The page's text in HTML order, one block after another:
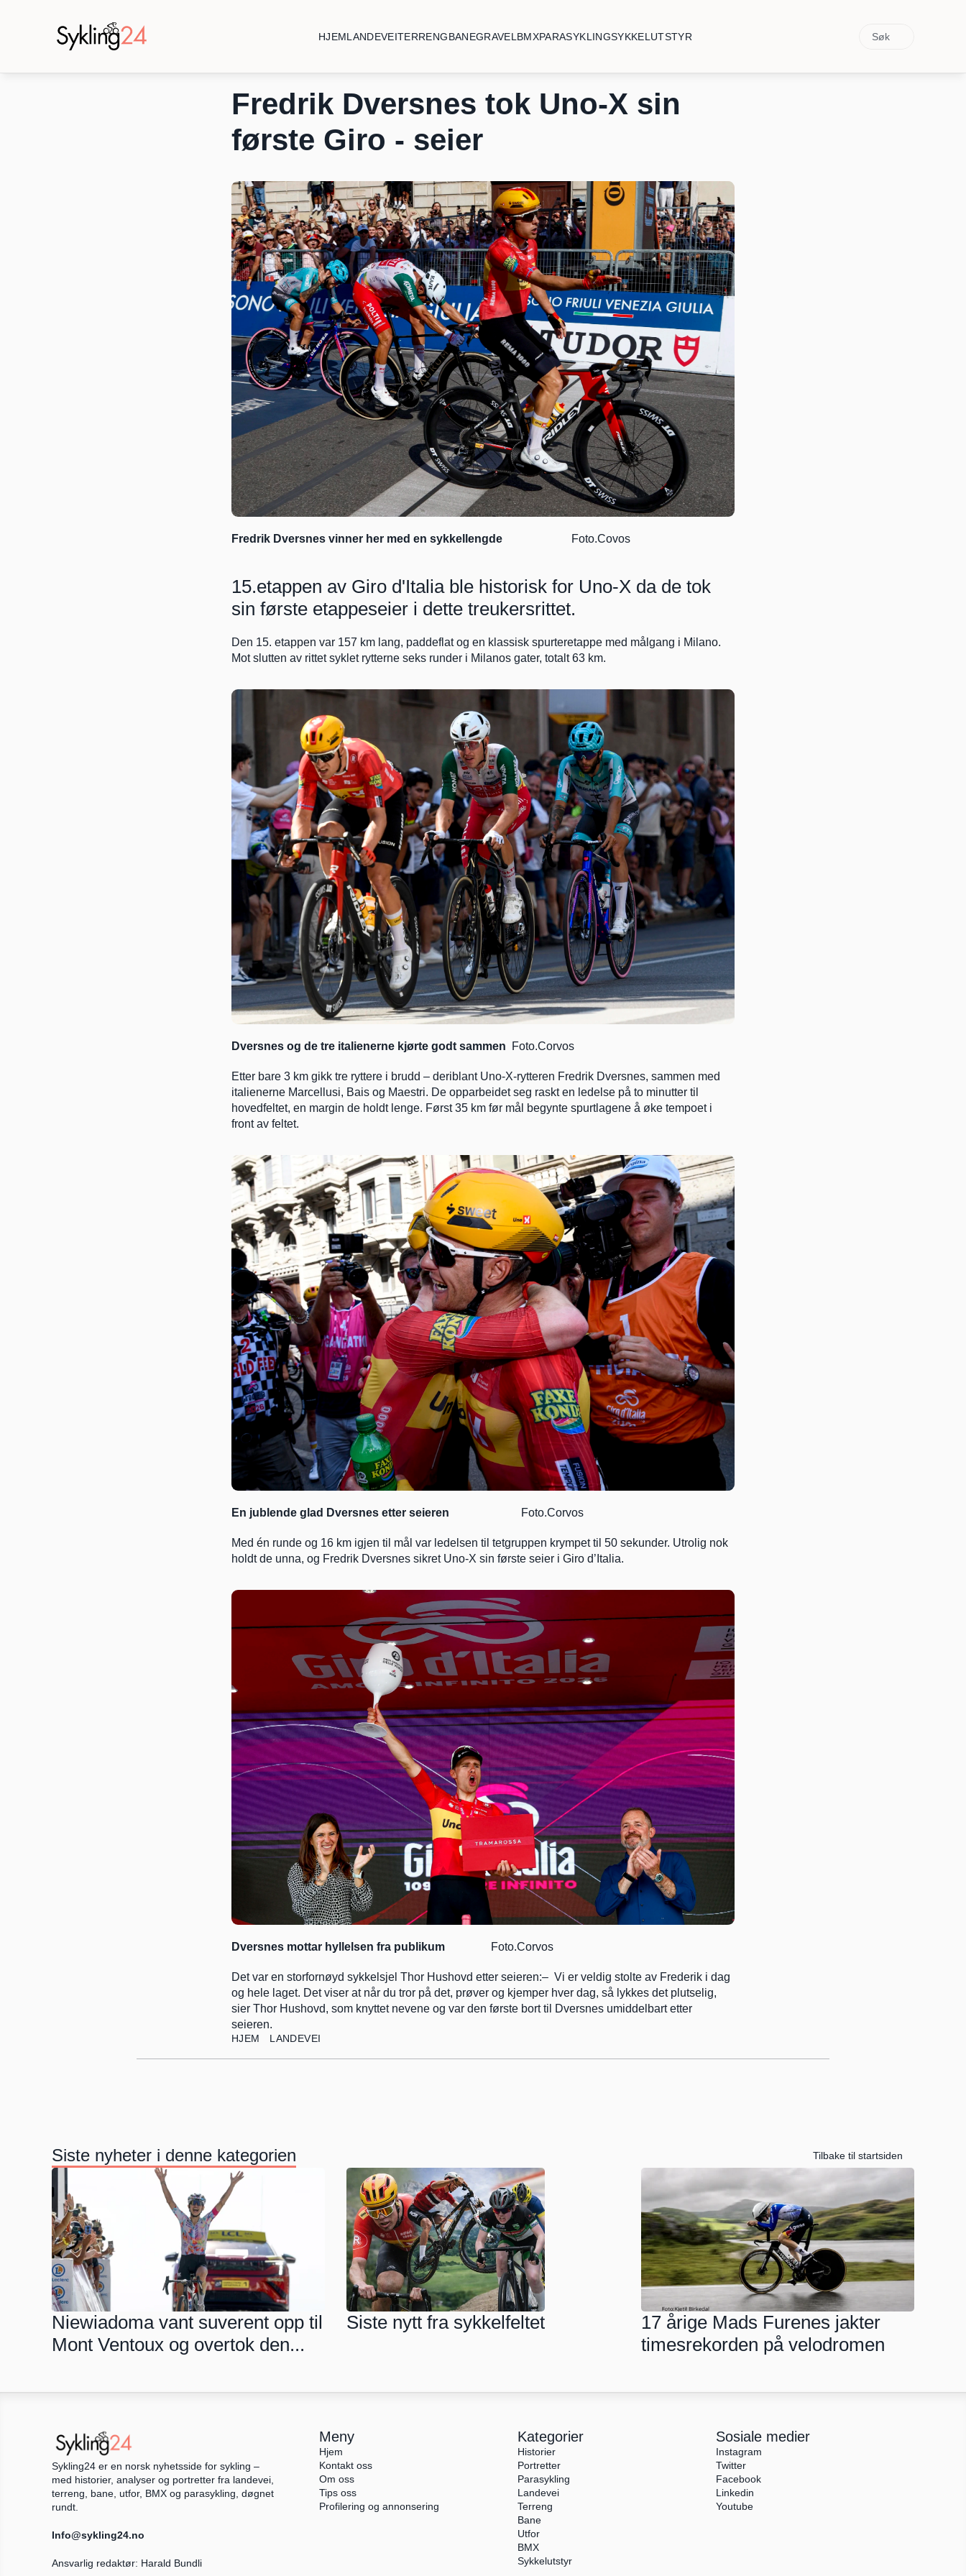
HJEMLANDEVEITERRENGBANEGRAVEL BMXPARASYKLINGSYKKELUTSTYR Søk
Fredrik Dversnes tok Uno-X sin
første Giro - seier
Fredrik Dversnes vinner her med en sykkellengde
                     Foto.Covos
15.etappen av Giro d'Italia ble historisk for Uno-X da de tok
sin første etappeseier i dette treukersrittet.
Den 15. etappen var 157 km lang, paddeflat og en klassisk spurteretappe med målgang i Milano.
Mot slutten av rittet syklet rytterne seks runder i Milanos gater, totalt 63 km.
Dversnes og de tre italienerne kjørte godt sammen Foto.Corvos
Etter bare 3 km gikk tre ryttere i brudd – deriblant Uno-X-rytteren Fredrik Dversnes, sammen med
italienerne Marcellusi, Bais og Maestri. De opparbeidet seg raskt en ledelse på to minutter til
hovedfeltet, en margin de holdt lenge. Først 35 km før mål begynte spurtlagene å øke tempoet i
front av feltet.
En jublende glad Dversnes etter seieren
                         Foto.Corvos
Med én runde og 16 km igjen til mål var ledelsen til tetgruppen krympet til 50 sekunder. Utrolig nok
holdt de unna, og Fredrik Dversnes sikret Uno-X sin første seier i Giro d’Italia.
Dversnes mottar hyllelsen fra publikum
               Foto.Corvos
Det var en storfornøyd sykkelsjel Thor Hushovd etter seieren:–  Vi er veldig stolte av Frederik i dag
og hele laget. Det viser at når du tror på det, prøver og kjemper hver dag, så lykkes det plutselig,
sier Thor Hushovd, som knyttet nevene og var den første bort til Dversnes umiddelbart etter
seieren.
HJEM LANDEVEI
Siste nyheter i denne kategorien Tilbake til startsiden
Niewiadoma vant suverent opp til
Mont Ventoux og overtok den...
Siste nytt fra sykkelfeltet
17 årige Mads Furenes jakter
timesrekorden på velodromen
Sykling24 er en norsk nyhetsside for sykling –
med historier, analyser og portretter fra landevei,
terreng, bane, utfor, BMX og parasykling, døgnet
rundt.
Info@sykling24.no
Ansvarlig redaktør: Harald Bundli
Meny
Hjem
Kontakt oss
Om oss
Tips oss
Profilering og annonsering
Kategorier
Historier
Portretter
Parasykling
Landevei
Terreng
Bane
Utfor
BMX
Sykkelutstyr
Sosiale medier
Instagram
Twitter
Facebook
Linkedin
Youtube